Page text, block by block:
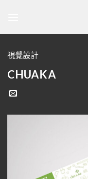
視覺設計
CHUAKA